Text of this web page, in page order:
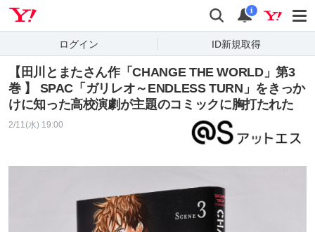
検索 通知
i
ログイン ID新規取得
【田川とまたさん作「CHANGE THE WORLD」第3
巻 】 SPAC「ガリレオ～ENDLESS TURN」をきっか
けに知った高校演劇が主題のコミックに胸打たれた
2/11(水) 19:00